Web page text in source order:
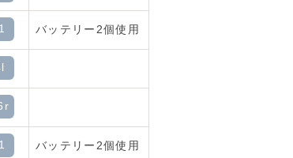
バッテリー2個使用
バッテリー2個使用